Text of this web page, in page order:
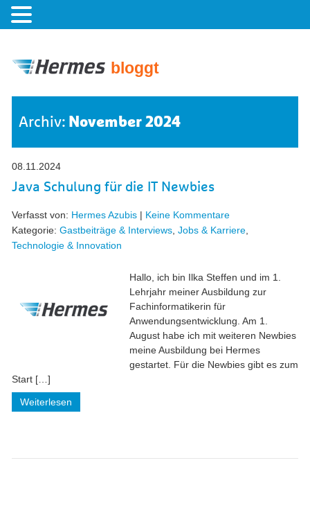
bloggt
Archiv: November 2024
08.11.2024
Java Schulung für die IT Newbies
Verfasst von: Hermes Azubis | Keine Kommentare
Kategorie: Gastbeiträge & Interviews Jobs & Karriere
Technologie & Innovation
Hallo, ich bin Ilka Steffen und im 1.
Lehrjahr meiner Ausbildung zur
Fachinformatikerin für
Anwendungsentwicklung. Am 1.
August habe ich mit weiteren Newbies
meine Ausbildung bei Hermes
gestartet. Für die Newbies gibt es zum
Start […]
Weiterlesen